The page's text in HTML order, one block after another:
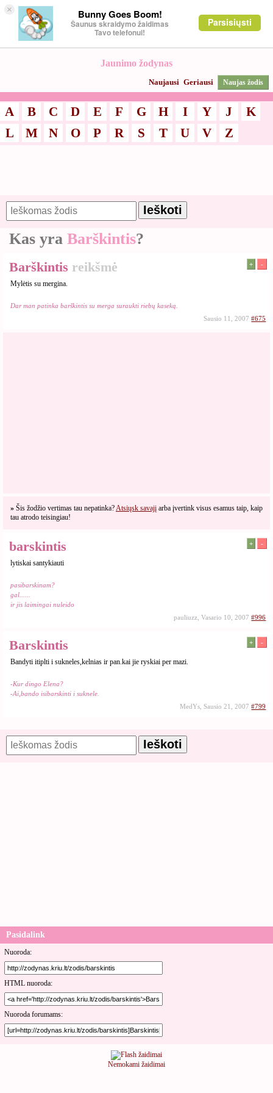
× Bunny Goes Boom!
Šaunus skraidymo žaidimas
Tavo telefonui!
Parsisiųsti
Jaunimo žodynas
Naujausi Geriausi Naujas žodis
A B C D E F G H I Y J
K
L
M N O P R S T U V Z
Kas yra Barškintis?
Barškintis reikšmė + -
Mylėtis su mergina.
Dar man patinka barškintis su merga suraukti riebų kaseką.
Sausio 11, 2007#675
» Šis žodžio vertimas tau nepatinka?Atsiųsk savajį arba įvertink visus esamus taip, kaip
tau atrodo teisingiau!
barskintis + -
lytiskai santykiauti
pasibarskinam?
gal......
ir jis laimingai nuleido
pauliuzz, Vasario 10, 2007#996
Barskintis + -
Bandyti itiplti i sukneles,kelnias ir pan.kai jie ryskiai per mazi.
-Kur dingo Elena?
-Ai,bando isibarskinti i suknele.
MedYs, Sausio 21, 2007#799
Pasidalink
Nuoroda:
HTML nuoroda:
Nuoroda forumams:
Nemokami žaidimai